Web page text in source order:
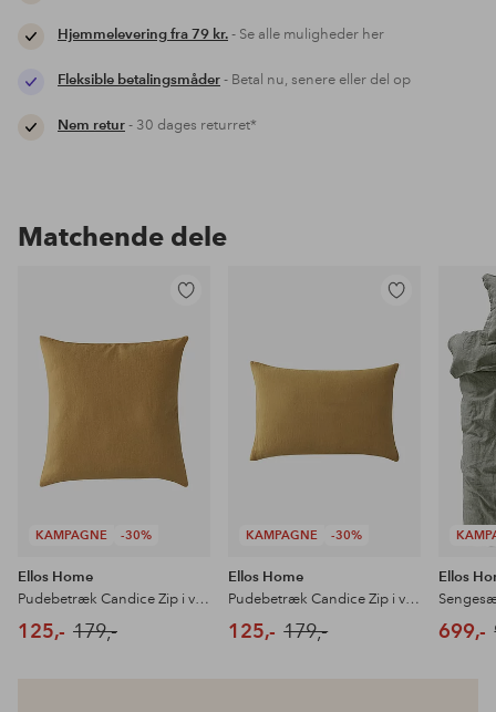
Hjemmelevering fra 79 kr.- Se alle muligheder her
Fleksible betalingsmåder- Betal nu, senere eller del op
Nem retur- 30 dages returret*
Matchende dele
KAMPAGNE -30%
favoritter
Ellos Home
Pudebetræk Candice Zip i vasket hør 50x50 cm
125,- 179,-
KAMPAGNE -30%
Ellos Home
Pudebetræk Candice Zip i vasket hør 40x60 cm
125,- 179,-
Ellos
699,-